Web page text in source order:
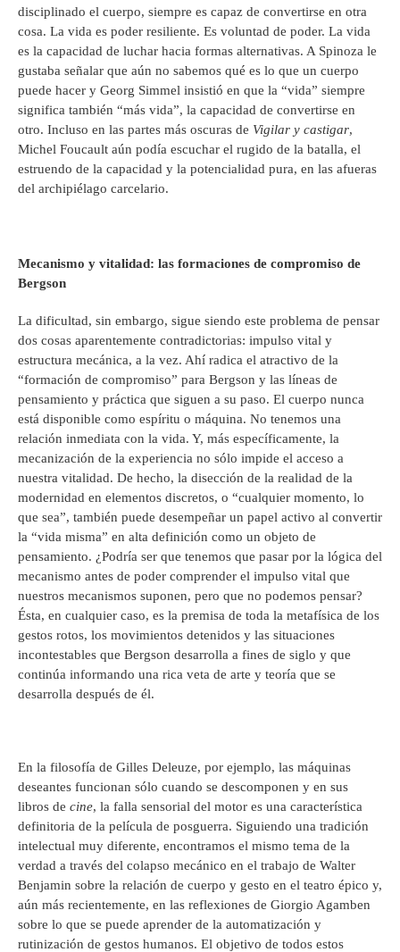
disciplinado el cuerpo, siempre es capaz de convertirse en otra
cosa. La vida es poder resiliente. Es voluntad de poder. La vida
es la capacidad de luchar hacia formas alternativas. A Spinoza le
gustaba señalar que aún no sabemos qué es lo que un cuerpo
puede hacer y Georg Simmel insistió en que la “vida” siempre
significa también “más vida”, la capacidad de convertirse en
otro. Incluso en las partes más oscuras de Vigilar y castigar,
Michel Foucault aún podía escuchar el rugido de la batalla, el
estruendo de la capacidad y la potencialidad pura, en las afueras
del archipiélago carcelario.
Mecanismo y vitalidad: las formaciones de compromiso de
Bergson
La dificultad, sin embargo, sigue siendo este problema de pensar
dos cosas aparentemente contradictorias: impulso vital y
estructura mecánica, a la vez. Ahí radica el atractivo de la
“formación de compromiso” para Bergson y las líneas de
pensamiento y práctica que siguen a su paso. El cuerpo nunca
está disponible como espíritu o máquina. No tenemos una
relación inmediata con la vida. Y, más específicamente, la
mecanización de la experiencia no sólo impide el acceso a
nuestra vitalidad. De hecho, la disección de la realidad de la
modernidad en elementos discretos, o “cualquier momento, lo
que sea”, también puede desempeñar un papel activo al convertir
la “vida misma” en alta definición como un objeto de
pensamiento. ¿Podría ser que tenemos que pasar por la lógica del
mecanismo antes de poder comprender el impulso vital que
nuestros mecanismos suponen, pero que no podemos pensar?
Ésta, en cualquier caso, es la premisa de toda la metafísica de los
gestos rotos, los movimientos detenidos y las situaciones
incontestables que Bergson desarrolla a fines de siglo y que
continúa informando una rica veta de arte y teoría que se
desarrolla después de él.
En la filosofía de Gilles Deleuze, por ejemplo, las máquinas
deseantes funcionan sólo cuando se descomponen y en sus
libros de cine, la falla sensorial del motor es una característica
definitoria de la película de posguerra. Siguiendo una tradición
intelectual muy diferente, encontramos el mismo tema de la
verdad a través del colapso mecánico en el trabajo de Walter
Benjamin sobre la relación de cuerpo y gesto en el teatro épico y,
aún más recientemente, en las reflexiones de Giorgio Agamben
sobre lo que se puede aprender de la automatización y
rutinización de gestos humanos. El objetivo de todos estos